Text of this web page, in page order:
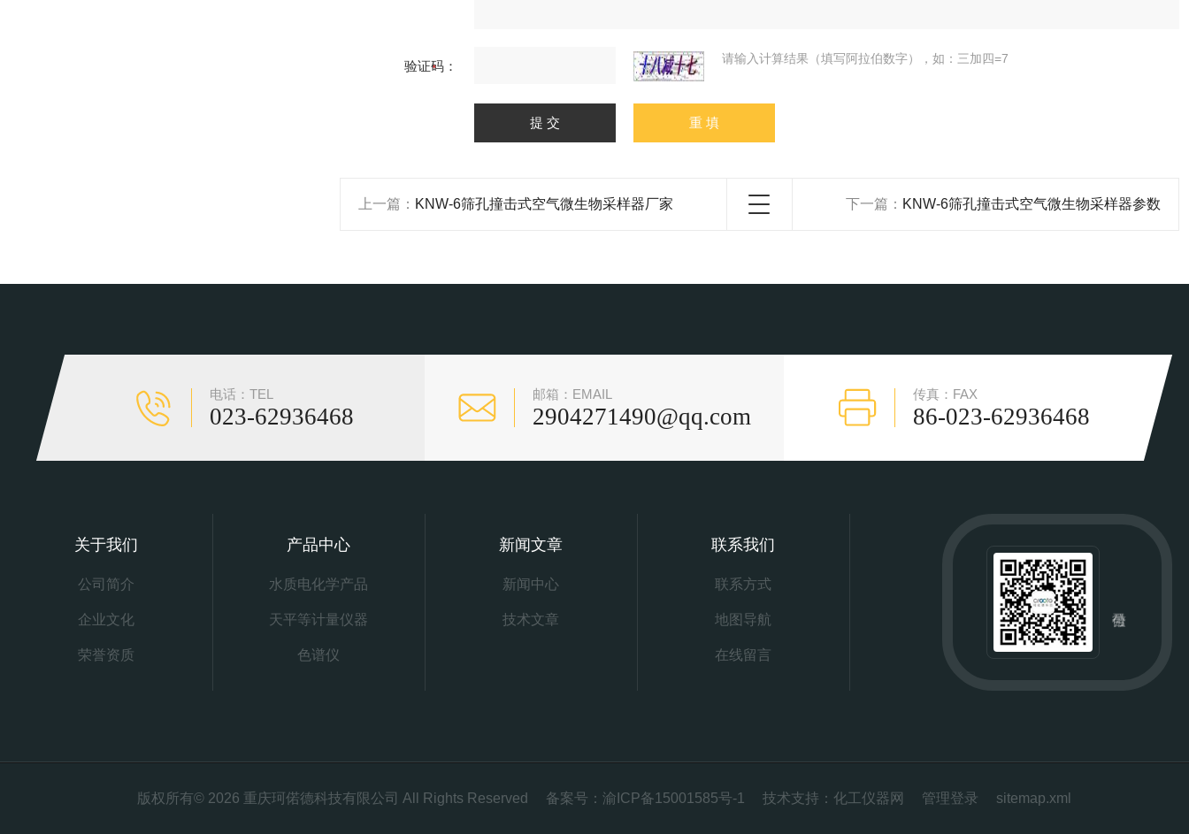
验证码： 请输入计算结果（填写阿拉伯数字），如：三加四=7
上一篇： KNW-6筛孔撞击式空气微生物采样器厂家 下一篇： KNW-6筛孔撞击式空气微生物采样器参数
电话：TEL
023-62936468
邮箱：EMAIL
2904271490@qq.com
传真：FAX
86-023-62936468
关于我们
公司简介
企业文化
荣誉资质
产品中心
水质电化学产品
天平等计量仪器
色谱仪
新闻文章
新闻中心
技术文章
联系我们
联系方式
地图导航
在线留言
版权所有© 2026 重庆珂偌德科技有限公司 All Rights Reserved 备案号： 渝ICP备15001585号-1 技术支持： 化工仪器网 管理登录 sitemap.xml